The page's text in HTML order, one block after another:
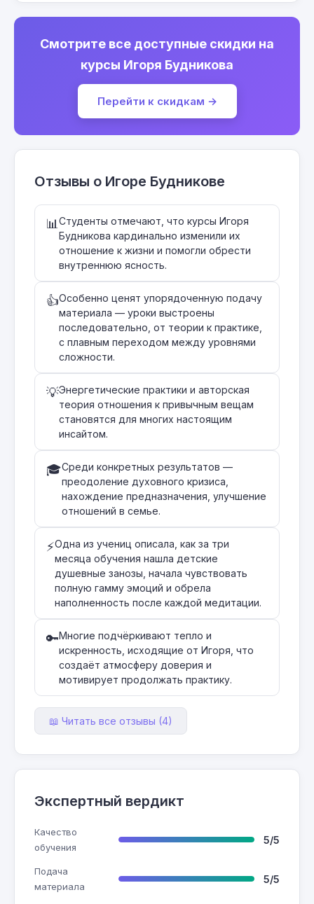
Смотрите все доступные скидки на
курсы Игоря Будникова
Перейти к скидкам →
Отзывы о Игоре Будникове
📊 Студенты отмечают, что курсы Игоря
Будникова кардинально изменили их
отношение к жизни и помогли обрести
внутреннюю ясность.
👍Особенно ценят упорядоченную подачу
материала — уроки выстроены
последовательно, от теории к практике,
с плавным переходом между уровнями
сложности.
💡Энергетические практики и авторская
теория отношения к привычным вещам
становятся для многих настоящим
инсайтом.
🎓Среди конкретных результатов —
преодоление духовного кризиса,
нахождение предназначения, улучшение
отношений в семье.
⚡Одна из учениц описала, как за три
месяца обучения нашла детские
душевные занозы, начала чувствовать
полную гамму эмоций и обрела
наполненность после каждой медитации.
🔑Многие подчёркивают тепло и
искренность, исходящие от Игоря, что
создаёт атмосферу доверия и
мотивирует продолжать практику.
📖 Читать все отзывы (4)
Экспертный вердикт
Качество
обучения
5/5
Подача
материала
5/5